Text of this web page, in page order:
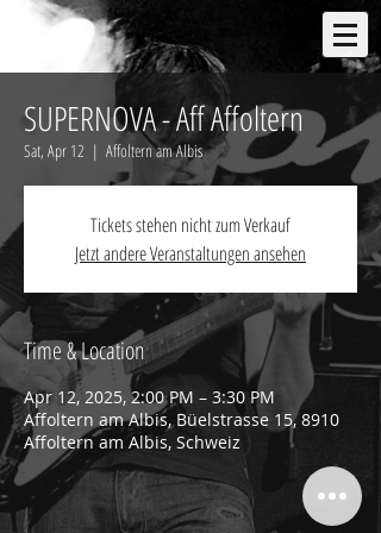
SUPERNOVA - Aff Affoltern
Sat, Apr 12
  |
Affoltern am Albis
Tickets stehen nicht zum Verkauf
Jetzt andere Veranstaltungen ansehen
Time & Location
Apr 12, 2025, 2:00 PM – 3:30 PM
Affoltern am Albis, Büelstrasse 15, 8910
Affoltern am Albis, Schweiz